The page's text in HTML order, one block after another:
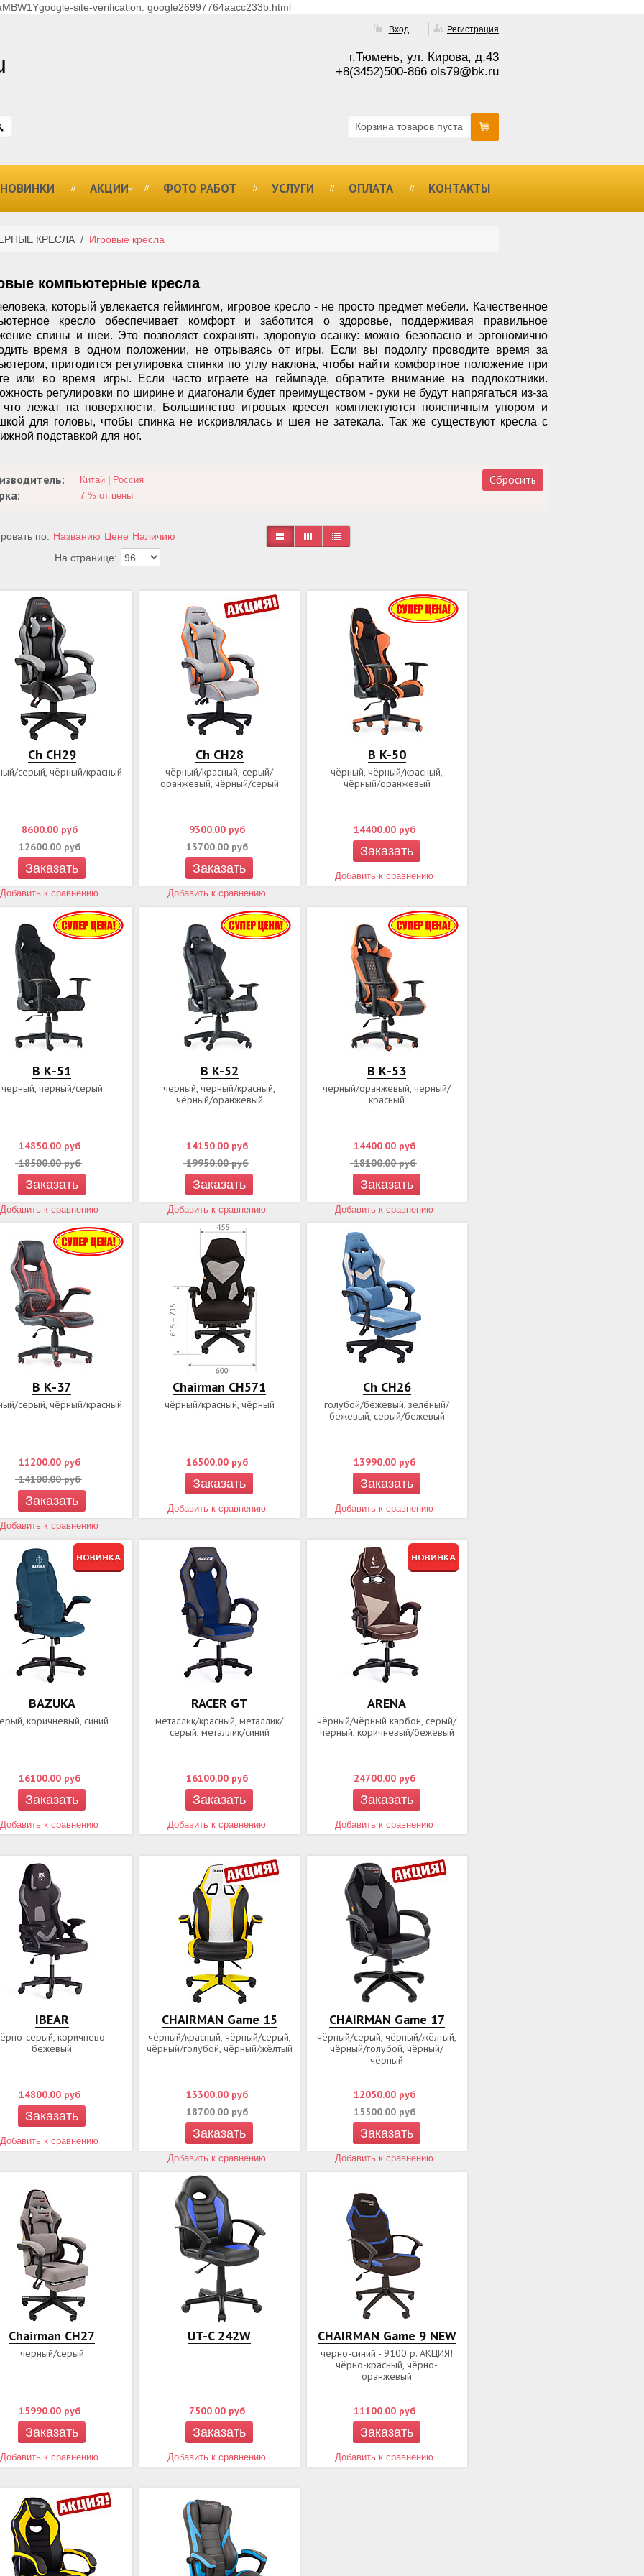
site-verification: google26997764aacc233b.html
г.Тюмень, ул. Кирова, д.43
+8(3452)500-866 ols79@bk.ru
Вход Регистрация
Корзина товаров пуста
НОВИНКИ АКЦИИ ФОТО РАБОТ УСЛУГИ ОПЛАТА КОНТАКТЫ
КРЕСЛА / Игровые кресла
компьютерные кресла
который увлекается геймингом, игровое кресло - не просто предмет мебели. Качественное
кресло обеспечивает комфорт и заботится о здоровье, поддерживая правильное
спины и шеи. Это позволяет сохранять здоровую осанку: можно безопасно и эргономично
время в одном положении, не отрываясь от игры. Если вы подолгу проводите время за
пригодится регулировка спинки по углу наклона, чтобы найти комфортное положение при
или во время игры. Если часто играете на геймпаде, обратите внимание на подлокотники.
регулировки по ширине и диагонали будет преимуществом - руки не будут напрягаться из-за
что лежат на поверхности. Большинство игровых кресел комплектуются поясничным упором и
для головы, чтобы спинка не искривлялась и шея не затекала. Так же существуют кресла с
подставкой для ног.
Китай| Россия
7 % от цены
Сбросить
по: Названию Цене Наличию
На странице:
Ch СН29
серый, чёрный/красный
8600.00 руб
12600.00 руб
Заказать
Добавить к сравнению
Ch CH28
чёрный/красный, серый/
оранжевый, чёрный/серый
9300.00 руб
13700.00 руб
Заказать
Добавить к сравнению
B K-50
чёрный, чёрный/красный,
чёрный/оранжевый
14400.00 руб
Заказать
Добавить к сравнению
В К-51
чёрный, чёрный/серый
14850.00 руб
18500.00 руб
Заказать
Добавить к сравнению
В K-52
чёрный, чёрный/красный,
чёрный/оранжевый
14150.00 руб
19950.00 руб
Заказать
Добавить к сравнению
B К-53
чёрный/оранжевый, чёрный/
красный
14400.00 руб
18100.00 руб
Заказать
Добавить к сравнению
B К-37
серый, чёрный/красный
11200.00 руб
14100.00 руб
Заказать
Добавить к сравнению
Сhairman CH571
чёрный/красный, чёрный
16500.00 руб
Заказать
Добавить к сравнению
Ch CH26
голубой/бежевый, зелёный/
бежевый, серый/бежевый
13990.00 руб
Заказать
Добавить к сравнению
BAZUKA
коричневый, синий
16100.00 руб
Заказать
Добавить к сравнению
RACER GT
металлик/красный, металлик/
серый, металлик/синий
16100.00 руб
Заказать
Добавить к сравнению
ARENA
чёрный/чёрный карбон, серый/
чёрный, коричневый/бежевый
24700.00 руб
Заказать
Добавить к сравнению
IBEAR
серый, коричнево-
бежевый
14800.00 руб
Заказать
Добавить к сравнению
CHAIRMAN Game 15
чёрный/красный, чёрный/серый,
чёрный/голубой, чёрный/жёлтый
13300.00 руб
18700.00 руб
Заказать
Добавить к сравнению
CHAIRMAN Game 17
чёрный/серый, чёрный/жёлтый,
чёрный/голубой, чёрный/
чёрный
12050.00 руб
15500.00 руб
Заказать
Добавить к сравнению
Chairman СН27
чёрный/серый
15990.00 руб
Заказать
Добавить к сравнению
UT-C 242W
7500.00 руб
Заказать
Добавить к сравнению
CHAIRMAN Game 9 NEW
чёрно-синий - 9100 р. АКЦИЯ!
чёрно-красный, чёрно-
оранжевый
11100.00 руб
Заказать
Добавить к сравнению